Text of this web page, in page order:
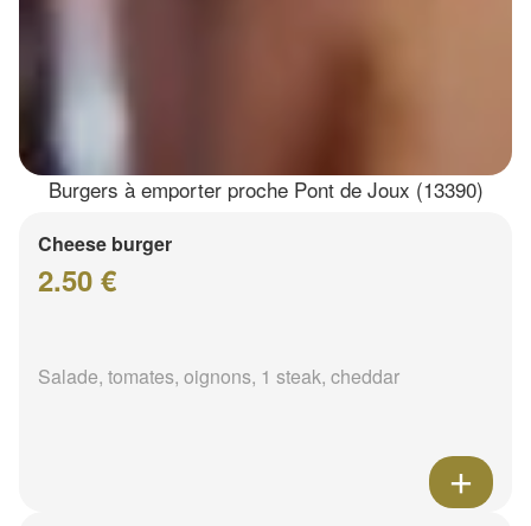
Burgers à emporter proche Pont de Joux (13390)
Cheese burger
2.50 €
Salade, tomates, oignons, 1 steak, cheddar